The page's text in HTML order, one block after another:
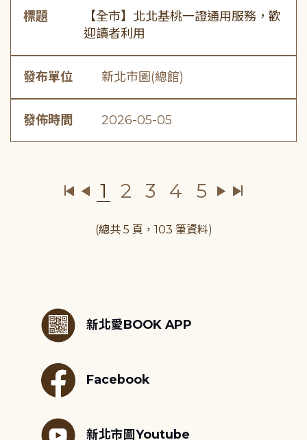
標題
【全市】北北基桃一證通用服務，歡
迎讀者利用
發布單位 新北市圖(總館)
發佈時間 2026-05-05
1 2 3 4 5
(總共 5 頁，103 筆資料)
新北愛BOOK APP
Facebook
新北市圖Youtube